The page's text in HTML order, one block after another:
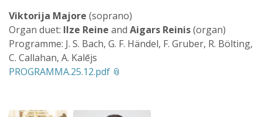
Viktorija Majore (soprano)
Organ duet: Ilze Reine and Aigars Reinis(organ)
Programme: J. S. Bach, G. F. Händel, F. Gruber, R. Bölting,
C. Callahan, A. Kalējs
PROGRAMMA.25.12.pdf